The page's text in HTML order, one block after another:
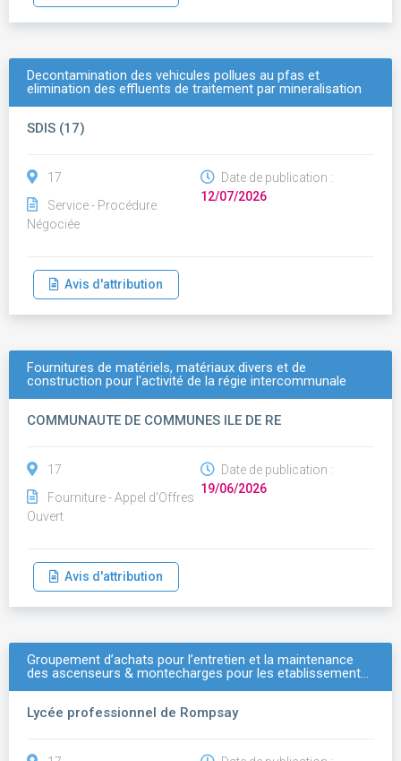
Decontamination des vehicules pollues au pfas et
elimination des effluents de traitement par mineralisation
SDIS (17)
17
Service - Procédure
Négociée
Date de publication :
12/07/2026
Avis d'attribution
Fournitures de matériels, matériaux divers et de
construction pour l'activité de la régie intercommunale
COMMUNAUTE DE COMMUNES ILE DE RE
17
Fourniture - Appel d'Offres
Ouvert
Date de publication :
19/06/2026
Avis d'attribution
Groupement d’achats pour l’entretien et la maintenance
des ascenseurs & montecharges pour les etablissement…
Lycée professionnel de Rompsay